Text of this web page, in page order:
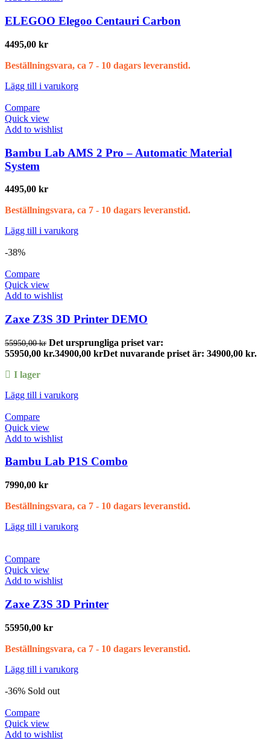
ELEGOO Elegoo Centauri Carbon
4495,00 kr
Beställningsvara, ca 7 - 10 dagars leveranstid.
Lägg till i varukorg
Compare
Quick view
Add to wishlist
Bambu Lab AMS 2 Pro – Automatic Material
System
4495,00 kr
Beställningsvara, ca 7 - 10 dagars leveranstid.
Lägg till i varukorg
-38%
Compare
Quick view
Add to wishlist
Zaxe Z3S 3D Printer DEMO
55950,00kr Det ursprungliga priset var:
55950,00 kr.34900,00 krDet nuvarande priset är: 34900,00 kr.
I lager
Lägg till i varukorg
Compare
Quick view
Add to wishlist
Bambu Lab P1S Combo
7990,00 kr
Beställningsvara, ca 7 - 10 dagars leveranstid.
Lägg till i varukorg
Compare
Quick view
Add to wishlist
Zaxe Z3S 3D Printer
55950,00 kr
Beställningsvara, ca 7 - 10 dagars leveranstid.
Lägg till i varukorg
-36% Sold out
Compare
Quick view
Add to wishlist